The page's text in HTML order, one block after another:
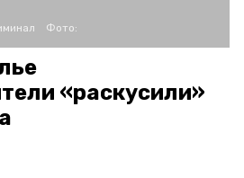
Фото:
«раскусили»